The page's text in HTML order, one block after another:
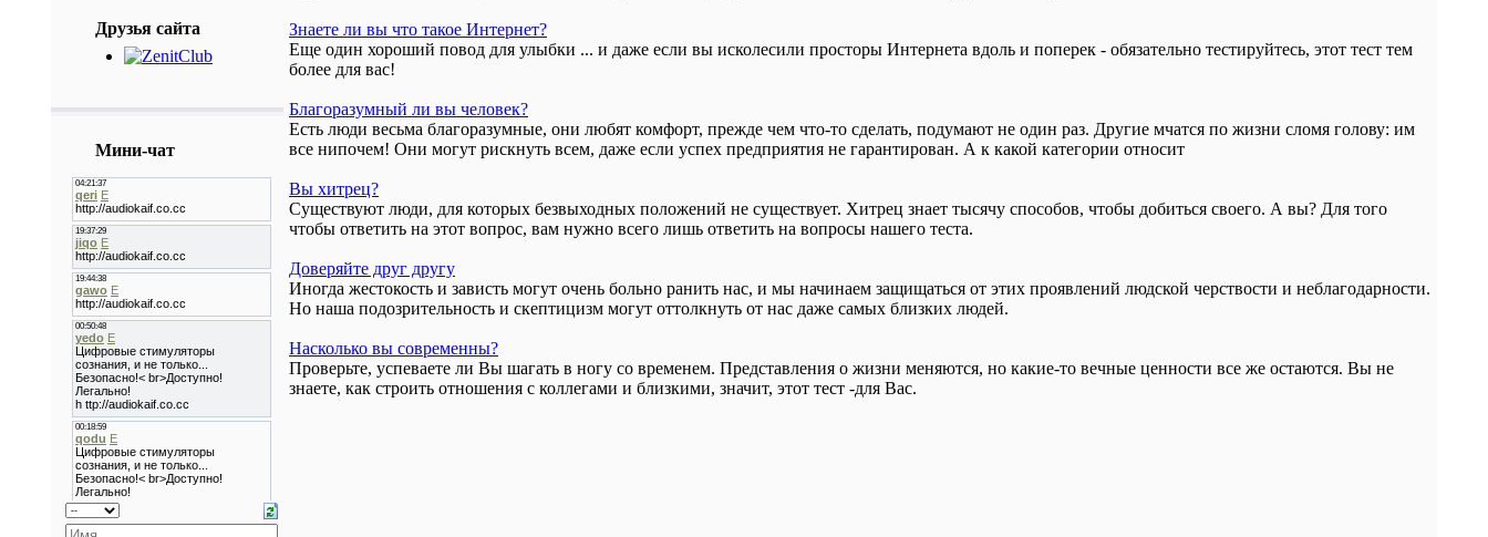
Друзья сайта
Мини-чат
Знаете ли вы что такое Интернет?
Еще один хороший повод для улыбки ... и даже если вы исколесили просторы Интернета вдоль и поперек - обязательно тестируйтесь, этот тест тем
более для вас!
Благоразумный ли вы человек?
Есть люди весьма благоразумные, они любят комфорт, прежде чем что-то сделать, подумают не один раз. Другие мчатся по жизни сломя голову: им
все нипочем! Они могут рискнуть всем, даже если успех предприятия не гарантирован. А к какой категории относит
Вы хитрец?
Существуют люди, для которых безвыходных положений не существует. Хитрец знает тысячу способов, чтобы добиться своего. А вы? Для того
чтобы ответить на этот вопрос, вам нужно всего лишь ответить на вопросы нашего теста.
Доверяйте друг другу
Иногда жестокость и зависть могут очень больно ранить нас, и мы начинаем защищаться от этих проявлений людской черствости и неблагодарности.
Но наша подозрительность и скептицизм могут оттолкнуть от нас даже самых близких людей.
Насколько вы современны?
Проверьте, успеваете ли Вы шагать в ногу со временем. Представления о жизни меняются, но какие-то вечные ценности все же остаются. Вы не
знаете, как строить отношения с коллегами и близкими, значит, этот тест -для Вас.